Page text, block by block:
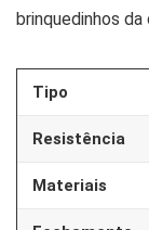
brinquedinhos da
Tipo
Resistência
Materiais